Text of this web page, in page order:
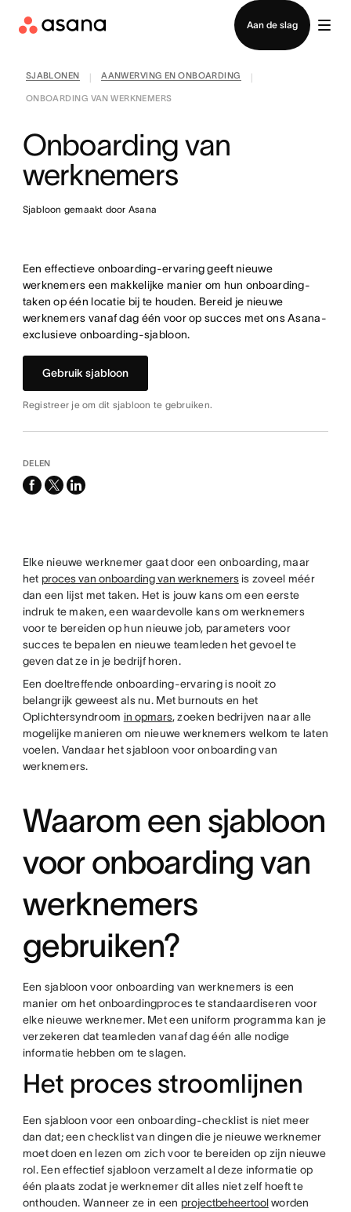
Aan de slag
Contact opnemen met verkoop
SJABLONEN AANWERVING EN ONBOARDING
ONBOARDING VAN WERKNEMERS
Onboarding van
werknemers
Sjabloon gemaakt door Asana
Een effectieve onboarding-ervaring geeft nieuwe
werknemers een makkelijke manier om hun onboarding-
taken op één locatie bij te houden. Bereid je nieuwe
werknemers vanaf dag één voor op succes met ons Asana-
exclusieve onboarding-sjabloon.
Gebruik sjabloon
Registreer je om dit sjabloon te gebruiken.
DELEN
facebook
x-
linkedin
Elke nieuwe werknemer gaat door een onboarding, maar
het proces van onboarding van werknemersis zoveel méér
dan een lijst met taken. Het is jouw kans om een eerste
indruk te maken, een waardevolle kans om werknemers
voor te bereiden op hun nieuwe job, parameters voor
succes te bepalen en nieuwe teamleden het gevoel te
geven dat ze in je bedrijf horen.
Een doeltreffende onboarding-ervaring is nooit zo
belangrijk geweest als nu. Met burnouts en het
Oplichtersyndroom in opmars, zoeken bedrijven naar alle
mogelijke manieren om nieuwe werknemers welkom te laten
voelen. Vandaar het sjabloon voor onboarding van
werknemers.
Waarom een sjabloon
voor onboarding van
werknemers
gebruiken?
Een sjabloon voor onboarding van werknemers is een
manier om het onboardingproces te standaardiseren voor
elke nieuwe werknemer. Met een uniform programma kan je
verzekeren dat teamleden vanaf dag één alle nodige
informatie hebben om te slagen.
Het proces stroomlijnen
Een sjabloon voor een onboarding-checklist is niet meer
dan dat; een checklist van dingen die je nieuwe werknemer
moet doen en lezen om zich voor te bereiden op zijn nieuwe
rol. Een effectief sjabloon verzamelt al deze informatie op
één plaats zodat je werknemer dit alles niet zelf hoeft te
onthouden. Wanneer ze in een projectbeheertoolworden